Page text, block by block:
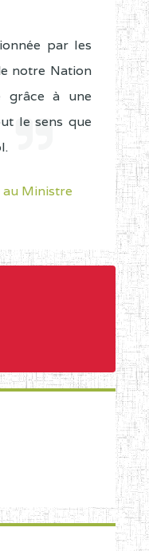
par les
notre Nation
à une
le sens que
au Ministre